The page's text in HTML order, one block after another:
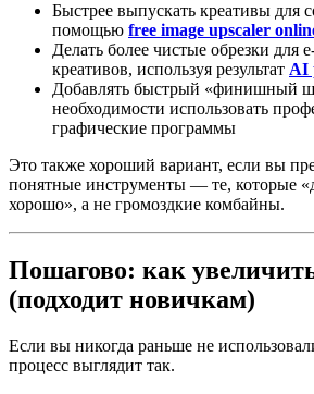
Быстрее выпускать креативы для
помощью free image upscaler
Делать более чистые обрезки для
креативов, используя результат AI
Добавлять быстрый «финишный
необходимости использовать
графические программы
Это также хороший вариант, если вы
понятные инструменты — те, которые
хорошо», а не громоздкие комбайны.
Пошагово: как
(подходит новичкам)
Если вы никогда раньше не
процесс выглядит так.